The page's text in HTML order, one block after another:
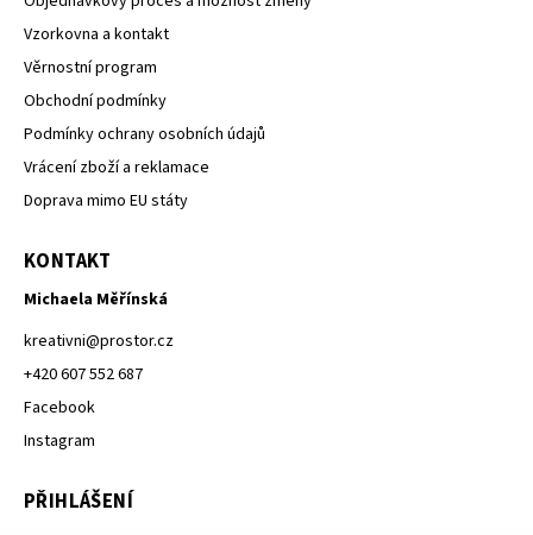
Vzorkovna a kontakt
Věrnostní program
Obchodní podmínky
Podmínky ochrany osobních údajů
Vrácení zboží a reklamace
Doprava mimo EU státy
KONTAKT
Michaela Měřínská
kreativni@prostor.cz
+420 607 552 687
Facebook
Instagram
PŘIHLÁŠENÍ